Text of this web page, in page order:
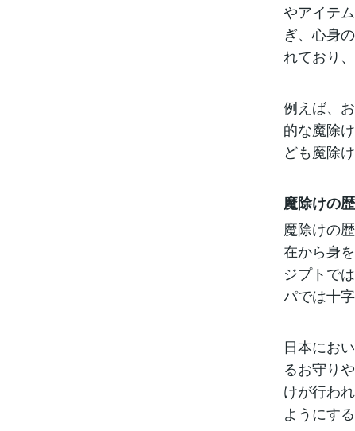
やアイテ
ぎ、心身
れており
例えば、
的な魔除
ども魔除
魔除けの
魔除けの
在から身
ジプトで
パでは十
日本にお
るお守り
けが行わ
ようにす